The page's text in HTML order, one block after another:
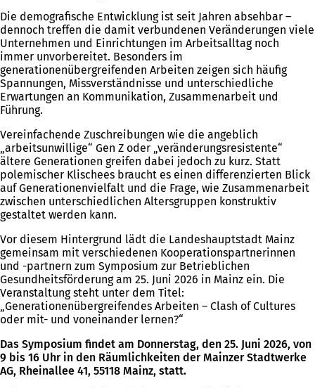
Die demografische Entwicklung ist seit Jahren absehbar –
dennoch treffen die damit verbundenen Veränderungen viele
Unternehmen und Einrichtungen im Arbeitsalltag noch
immer unvorbereitet. Besonders im
generationenübergreifenden Arbeiten zeigen sich häufig
Spannungen, Missverständnisse und unterschiedliche
Erwartungen an Kommunikation, Zusammenarbeit und
Führung.
Vereinfachende Zuschreibungen wie die angeblich
„arbeitsunwillige“ Gen Z oder „veränderungsresistente“
ältere Generationen greifen dabei jedoch zu kurz. Statt
polemischer Klischees braucht es einen differenzierten Blick
auf Generationenvielfalt und die Frage, wie Zusammenarbeit
zwischen unterschiedlichen Altersgruppen konstruktiv
gestaltet werden kann.
Vor diesem Hintergrund lädt die Landeshauptstadt Mainz
gemeinsam mit verschiedenen Kooperationspartnerinnen
und -partnern zum Symposium zur Betrieblichen
Gesundheitsförderung am 25. Juni 2026 in Mainz ein. Die
Veranstaltung steht unter dem Titel:
„Generationenübergreifendes Arbeiten – Clash of Cultures
oder mit- und voneinander lernen?“
Das Symposium findet am Donnerstag, den 25. Juni 2026, von
9 bis 16 Uhr in den Räumlichkeiten der Mainzer Stadtwerke
AG, Rheinallee 41, 55118 Mainz, statt.